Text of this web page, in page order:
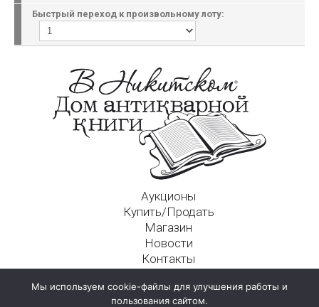
Быстрый переход к произвольному лоту:
Аукционы
Купить/Продать
Магазин
Новости
Контакты
125009, г. Москва, Никитский пер., д. 4а, стр. 1
Мы используем cookie-файлы для улучшения работы и
пользования сайтом.